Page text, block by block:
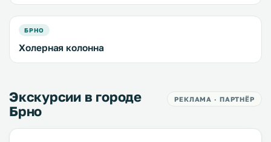
БРНО
Холерная колонна
Экскурсии в городе
Брно
РЕКЛАМА · ПАРТНЁР